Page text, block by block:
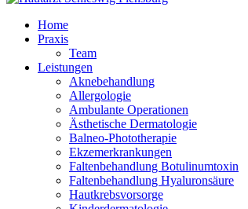
Home
Praxis
Team
Leistungen
Aknebehandlung
Allergologie
Ambulante Operationen
Ästhetische Dermatologie
Balneo-Phototherapie
Ekzemerkrankungen
Faltenbehandlung Botulinumtoxin
Faltenbehandlung Hyaluronsäure
Hautkrebsvorsorge